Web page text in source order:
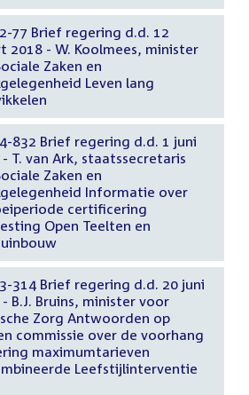
77 Brief regering d.d. 12
2018 - W. Koolmees, minister
Zaken en
Leven lang
832 Brief regering d.d. 1 juni
- T. van Ark, staatssecretaris
Zaken en
Informatie over
certificering
Open Teelten en
314 Brief regering d.d. 20 juni
- B.J. Bruins, minister voor
Zorg Antwoorden op
commissie over de voorhang
maximumtarieven
Leefstijlinterventie